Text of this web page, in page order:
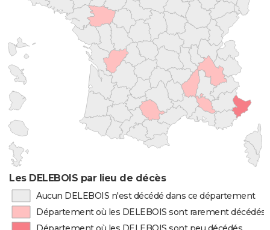
Les DELEBOIS par lieu de décès
Aucun DELEBOIS n'est décédé dans ce département
Département où les DELEBOIS sont rarement décédés